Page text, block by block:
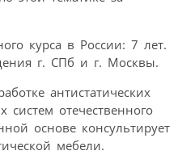
курса в России: 7 лет.
г. СПб и г. Москвы.
антистатических
отечественного
основе консультирует
мебели.